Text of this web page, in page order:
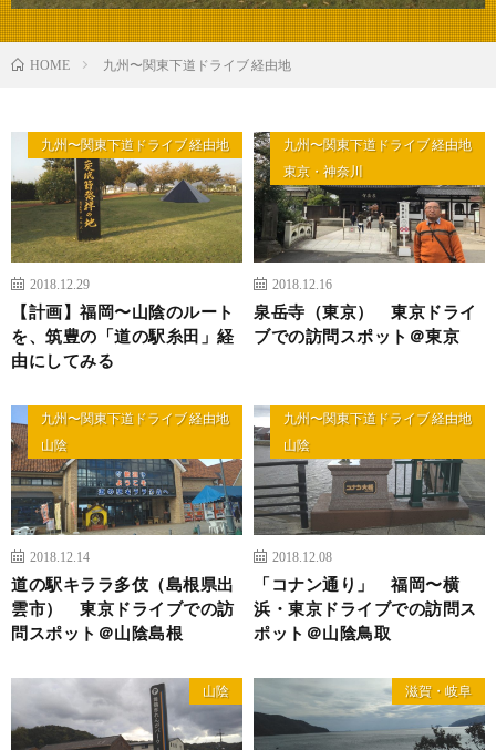
HOME 九州〜関東下道ドライブ 経由地
九州〜関東下道ドライブ 経由地
2018.12.29
【計画】福岡〜山陰のルート
を、筑豊の「道の駅糸田」経
由にしてみる
九州〜関東下道ドライブ 経由地
東京・神奈川
2018.12.16
泉岳寺（東京） 東京ドライ
ブでの訪問スポット＠東京
九州〜関東下道ドライブ 経由地
山陰
2018.12.14
道の駅キララ多伎（島根県出
雲市） 東京ドライブでの訪
問スポット＠山陰島根
九州〜関東下道ドライブ 経由地
山陰
2018.12.08
「コナン通り」 福岡〜横
浜・東京ドライブでの訪問ス
ポット＠山陰鳥取
山陰 滋賀・岐阜